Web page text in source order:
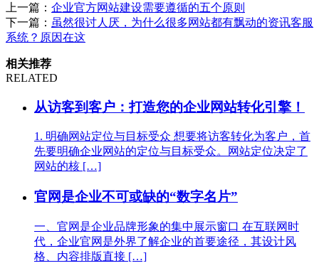
上一篇： 企业官方网站建设需要遵循的五个原则
下一篇： 虽然很讨人厌，为什么很多网站都有飘动的资讯客服
系统？原因在这
相关推荐
RELATED
从访客到客户：打造您的企业网站转化引擎！
1. 明确网站定位与目标受众 想要将访客转化为客户，首
先要明确企业网站的定位与目标受众。网站定位决定了
网站的核 […]
官网是企业不可或缺的“数字名片”
一、官网是企业品牌形象的集中展示窗口 在互联网时
代，企业官网是外界了解企业的首要途径，其设计风
格、内容排版直接 […]